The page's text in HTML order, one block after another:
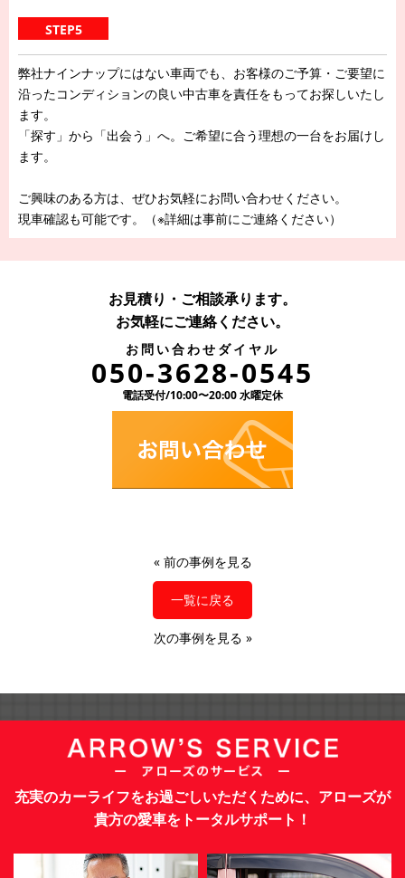
STEP5
弊社ナインナップにはない車両でも、お客様のご予算・ご要望に
沿ったコンディションの良い中古車を責任をもってお探しいたし
ます。
「探す」から「出会う」へ。ご希望に合う理想の一台をお届けし
ます。
ご興味のある方は、ぜひお気軽にお問い合わせください。
現車確認も可能です。（※詳細は事前にご連絡ください）
お見積り・ご相談承ります。
お気軽にご連絡ください。
お問い合わせダイヤル
050-3628-0545
電話受付/10:00〜20:00 水曜定休
« 前の事例を見る
一覧に戻る
次の事例を見る »
充実のカーライフをお過ごしいただくために、アローズが
貴方の愛車をトータルサポート！